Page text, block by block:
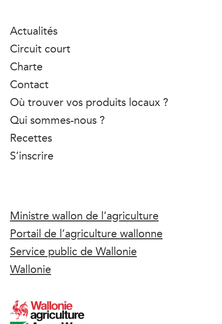
Actualités
Circuit court
Charte
Contact
Où trouver vos produits locaux ?
Qui sommes-nous ?
Recettes
S’inscrire
Ministre wallon de l’agriculture
Portail de l’agriculture wallonne
Service public de Wallonie
Wallonie